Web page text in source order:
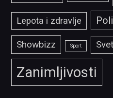
Lepota i zdravlje
Showbizz Sport Svet
Zanimljivosti